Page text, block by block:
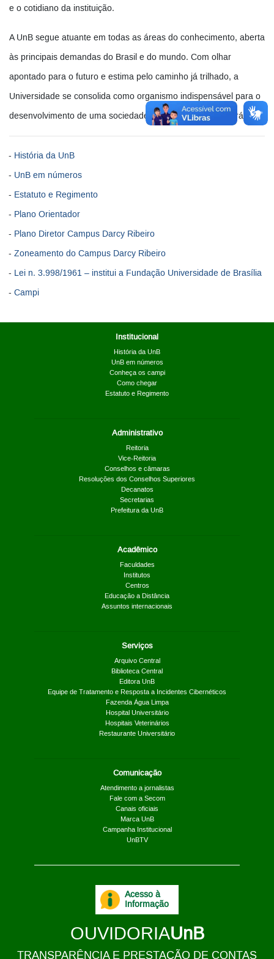
e o cotidiano da instituição.
A UnB segue atuante em todas as áreas do conhecimento, aberta
às principais demandas do Brasil e do mundo. Com olhar
apontado para o futuro e estima pelo caminho já trilhado, a
Universidade se consolida como organismo indispensável para o
desenvolvimento de uma sociedade mais íntegra e democrática.
História da UnB
UnB em números
Estatuto e Regimento
Plano Orientador
Plano Diretor Campus Darcy Ribeiro
Zoneamento do Campus Darcy Ribeiro
Lei n. 3.998/1961 – institui a Fundação Universidade de Brasília
Campi
Institucional
História da UnB
UnB em números
Conheça os campi
Como chegar
Estatuto e Regimento
Administrativo
Reitoria
Vice-Reitoria
Conselhos e câmaras
Resoluções dos Conselhos Superiores
Decanatos
Secretarias
Prefeitura da UnB
Acadêmico
Faculdades
Institutos
Centros
Educação a Distância
Assuntos internacionais
Serviços
Arquivo Central
Biblioteca Central
Editora UnB
Equipe de Tratamento e Resposta a Incidentes Cibernéticos
Fazenda Água Limpa
Hospital Universitário
Hospitais Veterinários
Restaurante Universitário
Comunicação
Atendimento a jornalistas
Fale com a Secom
Canais oficiais
Marca UnB
Campanha Institucional
UnBTV
Acesso à
Informação
OUVIDORIAUnB
TRANSPARÊNCIA E PRESTAÇÃO DE CONTAS